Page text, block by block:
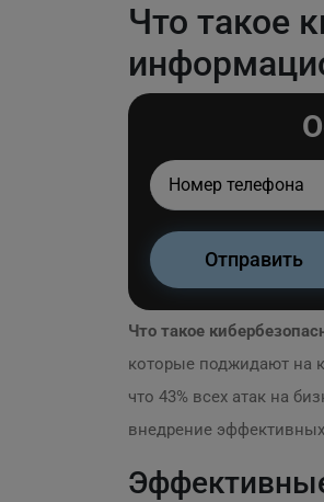
Что такое
Что такое
которые поджидают на
что 43% всех атак на
внедрение